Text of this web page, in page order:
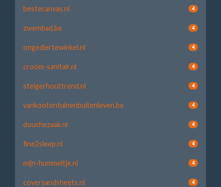
bestecanvas.nl 4
zwembad.be 4
ongediertewinkel.nl 4
croom-sanitair.nl 4
steigerhouttrend.nl 4
vankootentuinenbuitenleven.be 4
douchezaak.nl 4
fine2sleep.nl 4
mijn-hummeltje.nl 4
coversandsheets.nl 4